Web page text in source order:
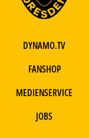
DYNAMO.TV
FANSHOP
MEDIENSERVICE
JOBS